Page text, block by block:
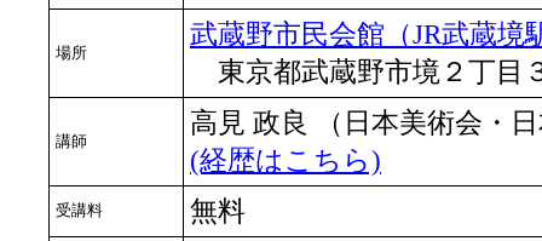
場所
武蔵野市民会館（JR武蔵境
東京都武蔵野市境２丁目
講師
高見 政良 （日本美術会・
(経歴はこちら)
受講料 無料